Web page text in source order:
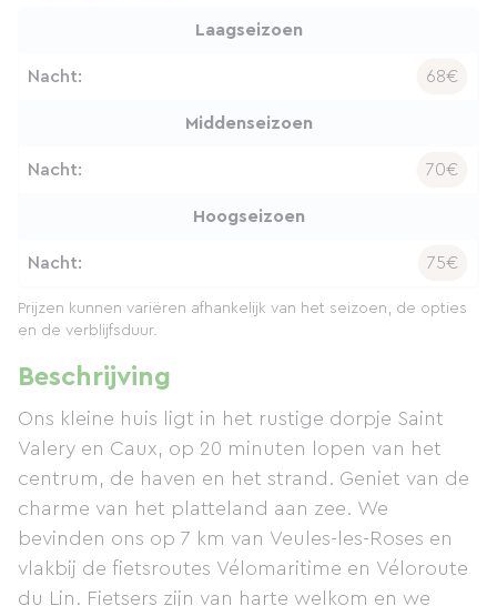
Beschrijving
Ons kleine huis ligt in het rustige dorpje Saint
Valery en Caux, op 20 minuten lopen van het
centrum, de haven en het strand. Geniet van de
charme van het platteland aan zee. We
bevinden ons op 7 km van Veules-les-Roses en
vlakbij de fietsroutes Vélomaritime en Véloroute
du Lin. Fietsers zijn van harte welkom en we
Laagseizoen
Nacht: 68€
Middenseizoen
Nacht: 70€
Hoogseizoen
Nacht: 75€
Prijzen kunnen variëren afhankelijk van het seizoen, de opties
en de verblijfsduur.